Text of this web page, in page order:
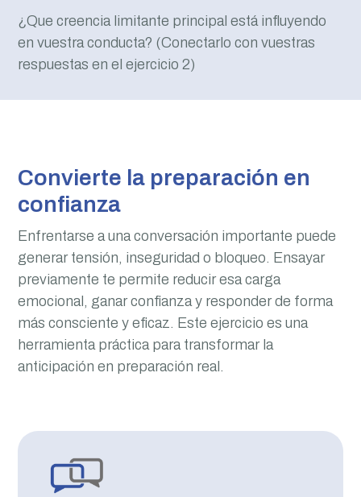
¿Que creencia limitante principal está influyendo
en vuestra conducta? (Conectarlo con vuestras
respuestas en el ejercicio 2)
Convierte la preparación en
confianza
Enfrentarse a una conversación importante puede
generar tensión, inseguridad o bloqueo. Ensayar
previamente te permite reducir esa carga
emocional, ganar confianza y responder de forma
más consciente y eficaz. Este ejercicio es una
herramienta práctica para transformar la
anticipación en preparación real.